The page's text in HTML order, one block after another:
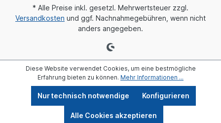
* Alle Preise inkl. gesetzl. Mehrwertsteuer zzgl.
Versandkosten und ggf. Nachnahmegebühren, wenn nicht
anders angegeben.
Diese Website verwendet Cookies, um eine bestmögliche
Erfahrung bieten zu können. Mehr Informationen ...
Nur technisch notwendige Konfigurieren
Alle Cookies akzeptieren